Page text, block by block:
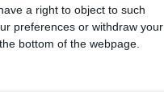
a right to object to such
preferences or withdraw your
bottom of the webpage.